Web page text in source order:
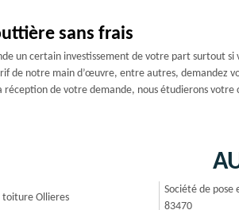
sans frais
un certain investissement de votre part surtout
de notre main d’œuvre, entre autres, demandez
de votre demande, nous étudierons
toiture Ollieres
Société de
83470